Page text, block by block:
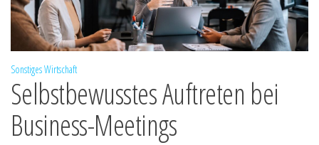
SonstigesWirtschaft
Selbstbewusstes Auftreten bei
Business-Meetings